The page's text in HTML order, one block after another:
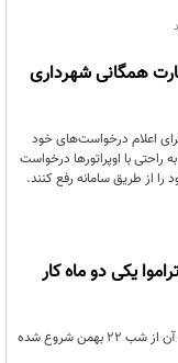
همگانی شهرداری
برای اعلام درخواست‌های خود
راحتی با اوپراتورها درخواست
از طریق سامانه رفع کنند.
یکی دو ماه کار
زاکانی، شهردار تهران:دو رام تراموا فعال شده است و تست آن از شب ۲۲ بهمن شروع شده